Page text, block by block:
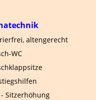
altengerecht
WC
- Sitzerhöhung